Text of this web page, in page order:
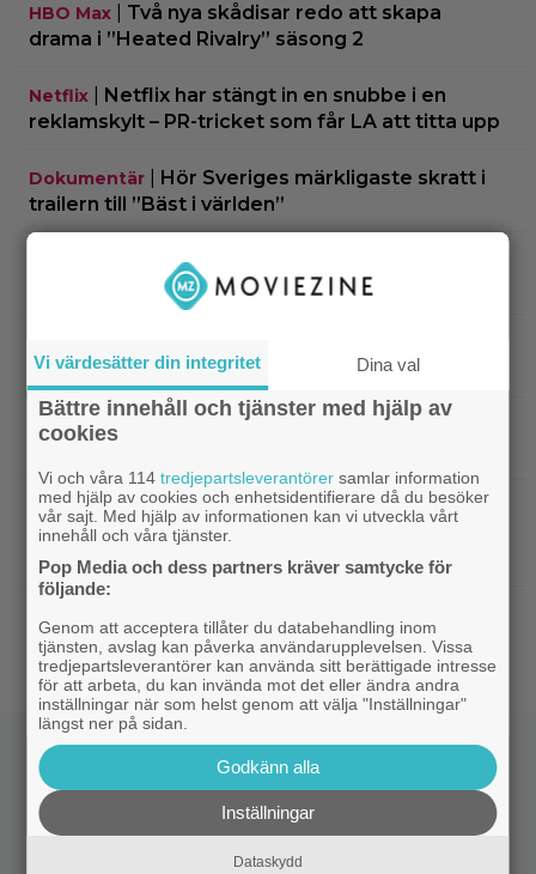
HBO Max
Två nya skådisar redo att skapa
drama i ”Heated Rivalry” säsong 2
Netflix
Netflix har stängt in en snubbe i en
reklamskylt – PR-tricket som får LA att titta upp
Dokumentär
Hör Sveriges märkligaste skratt i
trailern till ”Bäst i världen”
Ny milstolpe för ”The Odyssey” –
kan bli Nolans mest inkomstbringande film
efter sågningarna: ”Sånt händer”
TV-tips|Undvik på tv: 2019 kom en skrämmande
Klassiker|Inatt på tv: Dyr filmatisering av
klassiker blev en jättesuccé – 97% på Rotten
Tomatoes
Svensk superhjältefilm landar på HBO
Max idag: ”Oväntat charmig”
Vi värdesätter din integritet Dina val
Bättre innehåll och tjänster med hjälp av
cookies
Vi och våra 114tredjepartsleverantörer samlar information
med hjälp av cookies och enhetsidentifierare då du besöker
vår sajt. Med hjälp av informationen kan vi utveckla vårt
innehåll och våra tjänster.
Pop Media och dess partners kräver samtycke för
följande:
Genom att acceptera tillåter du databehandling inom
tjänsten, avslag kan påverka användarupplevelsen. Vissa
tredjepartsleverantörer kan använda sitt berättigade intresse
för att arbeta, du kan invända mot det eller ändra andra
inställningar när som helst genom att välja "Inställningar"
längst ner på sidan.
Godkänn alla
Inställningar
Dataskydd